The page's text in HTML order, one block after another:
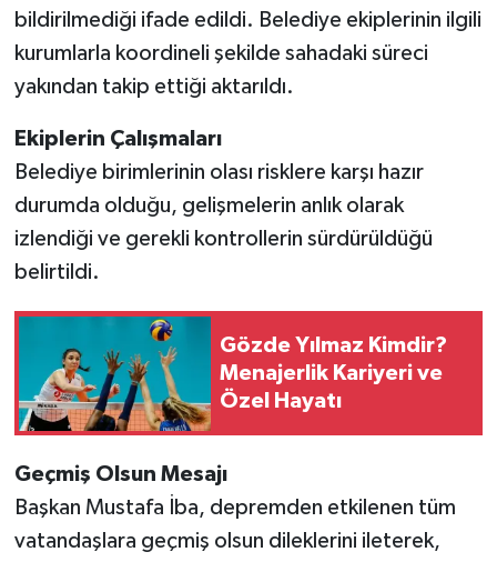
bildirilmediği ifade edildi. Belediye ekiplerinin ilgili
kurumlarla koordineli şekilde sahadaki süreci
yakından takip ettiği aktarıldı.
Ekiplerin Çalışmaları
Belediye birimlerinin olası risklere karşı hazır
durumda olduğu, gelişmelerin anlık olarak
izlendiği ve gerekli kontrollerin sürdürüldüğü
belirtildi.
Gözde Yılmaz Kimdir?
Menajerlik Kariyeri ve
Özel Hayatı
Geçmiş Olsun Mesajı
Başkan Mustafa İba, depremden etkilenen tüm
vatandaşlara geçmiş olsun dileklerini ileterek,